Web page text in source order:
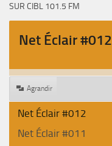
SUR CIBL 101.5 FM
Net Éclair #012
Agrandir
Net Éclair #012
Net Éclair #011